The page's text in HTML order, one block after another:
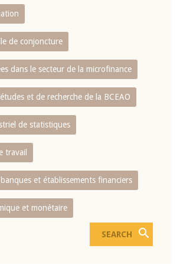
de conjoncture
dans le secteur de la microfinance
et de recherche de la BCEAO
de statistiques
travail
et établissements financiers
et monétaire